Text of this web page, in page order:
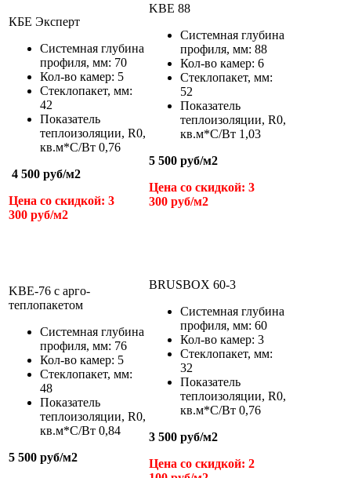
КБЕ Эксперт
Системная глубина
профиля, мм: 70
Кол-во камер: 5
Стеклопакет, мм:
42
Показатель
теплоизоляции, R0,
кв.м*С/Вт 0,76
4 500 руб/м2
Цена со скидкой: 3
300 руб/м2
KBE 88
Системная глубина
профиля, мм: 88
Кол-во камер: 6
Стеклопакет, мм:
52
Показатель
теплоизоляции, R0,
кв.м*С/Вт 1,03
5 500 руб/м2
Цена со скидкой: 3
300 руб/м2
KBE-76 c арго-
теплопакетом
Системная глубина
профиля, мм: 76
Кол-во камер: 5
Стеклопакет, мм:
48
Показатель
теплоизоляции, R0,
кв.м*С/Вт 0,84
5 500 руб/м2
BRUSBOX 60-3
Системная глубина
профиля, мм: 60
Кол-во камер: 3
Стеклопакет, мм:
32
Показатель
теплоизоляции, R0,
кв.м*С/Вт 0,76
3 500 руб/м2
Цена со скидкой: 2